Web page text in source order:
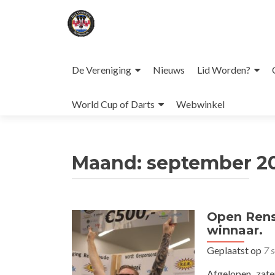
de
De Vereniging Nieuws Lid Worden?
World Cup of Darts Webwinkel
Maand: september
Open
winnaar.
Geplaatst op 7